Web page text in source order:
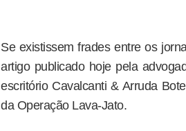
Se existissem frades entre os
artigo publicado hoje pela
escritório Cavalcanti & Arruda
da Operação Lava-Jato.